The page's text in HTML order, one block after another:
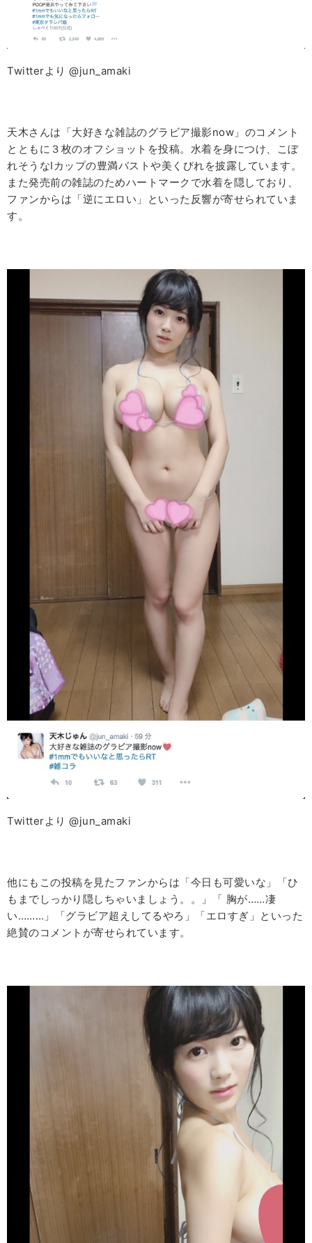
Twitterより @jun_amaki
天木さんは「大好きな雑誌のグラビア撮影now」のコメント
とともに３枚のオフショットを投稿。水着を身につけ、こぼ
れそうなIカップの豊満バストや美くびれを披露しています。
また発売前の雑誌のためハートマークで水着を隠しており、
ファンからは「逆にエロい」といった反響が寄せられていま
す。
Twitterより @jun_amaki
他にもこの投稿を見たファンからは「今日も可愛いな」「ひ
もまでしっかり隠しちゃいましょう。。」「 胸が……凄
い………」「グラビア超えしてるやろ」「エロすぎ」といった
絶賛のコメントが寄せられています。